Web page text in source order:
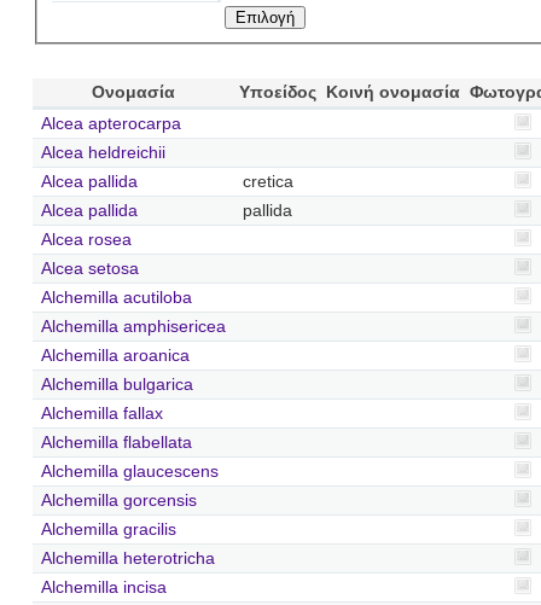
Ονομασία Υποείδος Κοινή ονομασία
Alcea apterocarpa
Alcea heldreichii
Alcea pallida
cretica
Alcea pallida
pallida
Alcea rosea
Alcea setosa
Alchemilla acutiloba
Alchemilla amphisericea
Alchemilla aroanica
Alchemilla bulgarica
Alchemilla fallax
Alchemilla flabellata
Alchemilla glaucescens
Alchemilla gorcensis
Alchemilla gracilis
Alchemilla heterotricha
Alchemilla incisa